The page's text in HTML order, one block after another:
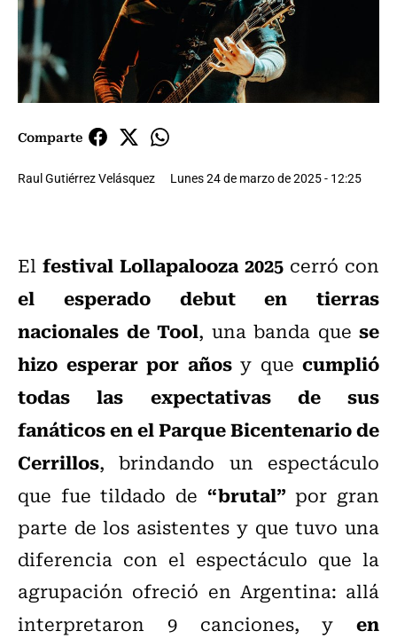
Comparte
Raul Gutiérrez Velásquez Lunes 24 de marzo de 2025 - 12:25
El festival Lollapalooza 2025 cerró con
el esperado debut en tierras
nacionales de Tool, una banda que se
hizo esperar por añosy que cumplió
todas las expectativas de sus
fanáticos en el Parque Bicentenario de
Cerrillos, brindando un espectáculo
que fue tildado de “brutal” por gran
parte de los asistentes y que tuvo una
diferencia con el espectáculo que la
agrupación ofreció en Argentina: allá
interpretaron 9 canciones, y en